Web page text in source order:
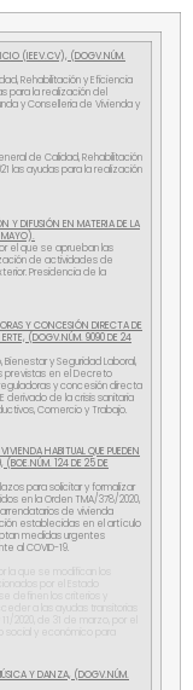
(IEEV.CV), (DOGV.NÚM.
Rehabilitación y Eficiencia
para la realización del
y Conselleria de Vivienda y
de Calidad, Rehabilitación
las ayudas para la realización
Y DIFUSIÓN EN MATERIA DE LA
MAYO).
el que se aprueban las
de actividades de
Presidencia de la
Y CONCESIÓN DIRECTA DE
ERTE, (DOGV.NÚM. 9090 DE 24
y Seguridad Laboral,
previstas en el Decreto
y concesión directa
derivado de la crisis sanitaria
Comercio y Trabajo.
HABITUAL QUE PUEDEN
(BOE.NÚM. 124 DE 25 DE
para solicitar y formalizar
en la Orden TMA/378/2020,
de vivienda
establecidas en el artículo
medidas urgentes
al COVID-19.
la que se modifican los
por el Estado
definen los criterios y
a las ayudas transitorias
2020, de 31 de marzo, por el
y económico para
Y DANZA, (DOGV.NÚM.